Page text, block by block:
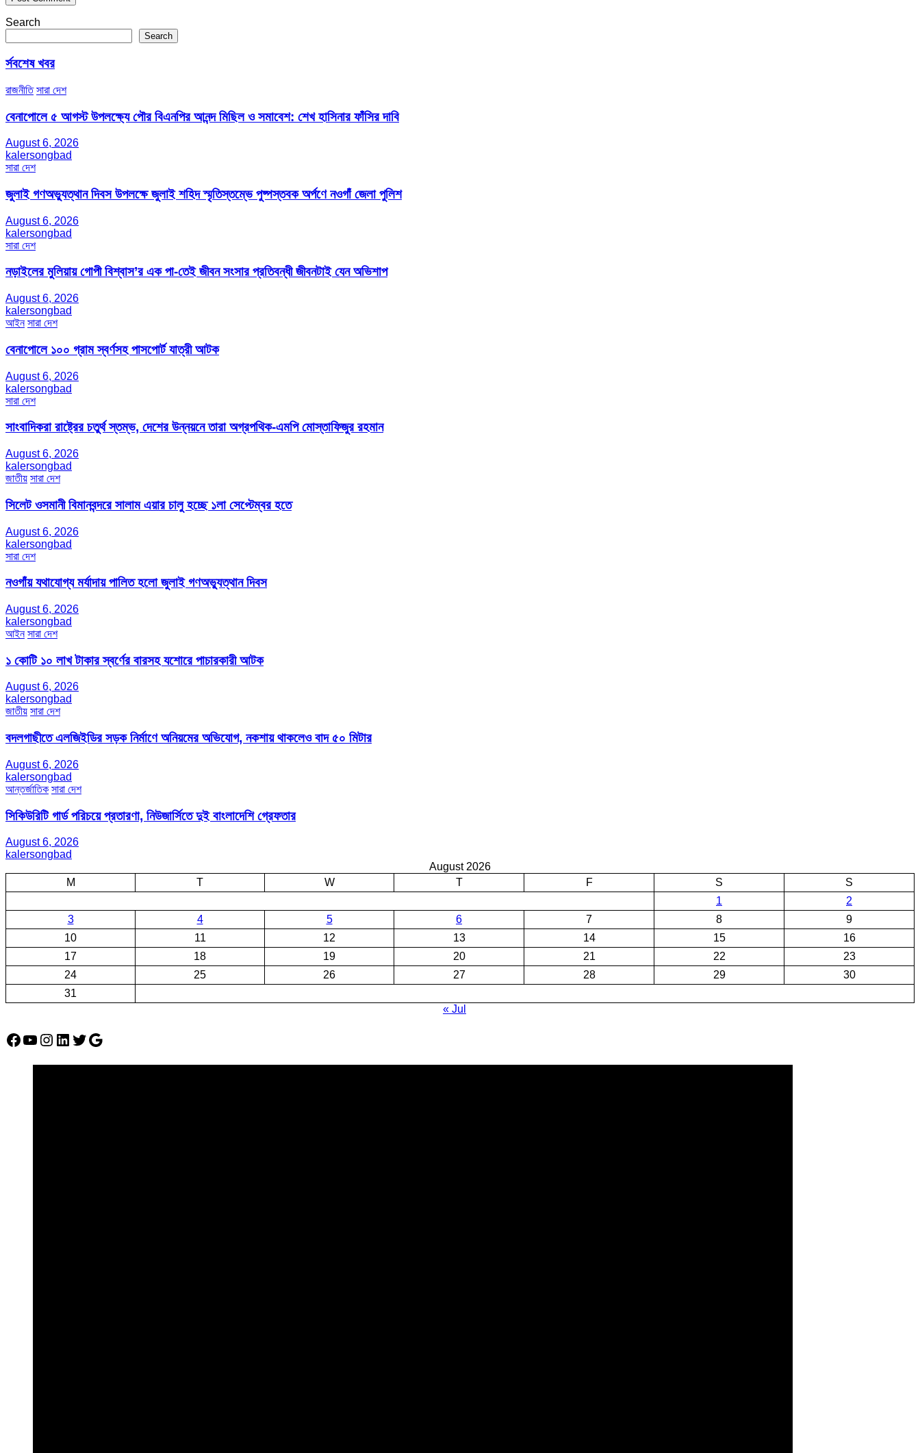
Search
Search
র্সবশেষ খবর
রাজনীতি সারা দেশ
বেনাপোলে ৫ আগস্ট উপলক্ষ্যে পৌর বিএনপির আনন্দ মিছিল ও সমাবেশ: শেখ হাসিনার ফাঁসির দাবি
August 6, 2026
kalersongbad
সারা দেশ
জুলাই গণঅভ্যুত্থান দিবস উপলক্ষে জুলাই শহিদ স্মৃতিস্তম্ভে পুষ্পস্তবক অর্পণে নওগাঁ জেলা পুলিশ
August 6, 2026
kalersongbad
সারা দেশ
নড়াইলের মুলিয়ায় গোপী বিশ্বাস’র এক পা-তেই জীবন সংসার প্রতিবন্ধী জীবনটাই যেন অভিশাপ
August 6, 2026
kalersongbad
আইন সারা দেশ
বেনাপোলে ১০০ গ্রাম স্বর্ণসহ পাসপোর্ট যাত্রী আটক
August 6, 2026
kalersongbad
সারা দেশ
সাংবাদিকরা রাষ্ট্রের চতুর্থ স্তম্ভ, দেশের উন্নয়নে তারা অগ্রপথিক-এমপি মোস্তাফিজুর রহমান
August 6, 2026
kalersongbad
জাতীয় সারা দেশ
সিলেট ওসমানী বিমানবন্দরে সালাম এয়ার চালু হচ্ছে ১লা সেপ্টেম্বর হতে
August 6, 2026
kalersongbad
সারা দেশ
নওগাঁয় যথাযোগ্য মর্যাদায় পালিত হলো জুলাই গণঅভ্যুত্থান দিবস
August 6, 2026
kalersongbad
আইন সারা দেশ
১ কোটি ১০ লাখ টাকার স্বর্ণের বারসহ যশোরে পাচারকারী আটক​
August 6, 2026
kalersongbad
জাতীয় সারা দেশ
বদলগাছীতে এলজিইডির সড়ক নির্মাণে অনিয়মের অভিযোগ, নকশায় থাকলেও বাদ ৫০ মিটার
August 6, 2026
kalersongbad
আন্তর্জাতিক সারা দেশ
সিকিউরিটি গার্ড পরিচয়ে প্রতারণা, নিউজার্সিতে দুই বাংলাদেশি গ্রেফতার
August 6, 2026
kalersongbad
August 2026
M
T W T F S
S
1
2
3
4 5 6 7 8
9
10
11 12 13 14 15
16
17
18 19 20 21 22
23
24
25 26 27 28 29
30
31
« Jul
Facebook
YouTube
Instagram
LinkedIn
Twitter
Google